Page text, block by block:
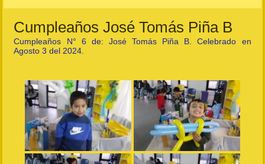
Cumpleaños José Tomás Piña B
Cumpleaños N° 6 de: José Tomás Piña B. Celebrado en
Agosto 3 del 2024.